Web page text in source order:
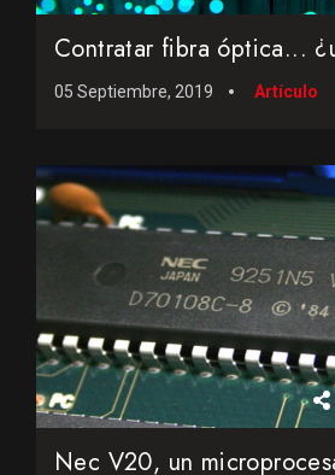
05 Septiembre, 2019 Artículo